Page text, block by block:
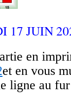
17 JUIN
en
et en vous
ligne au